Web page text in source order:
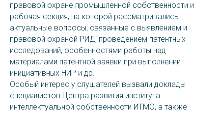
правовой охране промышленной собственности и
рабочая секция, на которой рассматривались
актуальные вопросы, связанные с выявлением и
правовой охраной РИД, проведением патентных
исследований, особенностями работы над
материалами патентной заявки при выполнении
инициативных НИР и др.
Особый интерес у слушателей вызвали доклады
специалистов Центра развития института
интеллектуальной собственности ИТМО, а также